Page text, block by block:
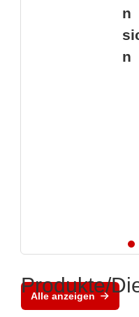
n
n
Alle anzeigen
Produkte/